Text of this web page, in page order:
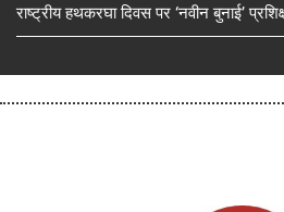
राष्ट्रीय हथकरघा दिवस पर ‘नवीन बुनाई’